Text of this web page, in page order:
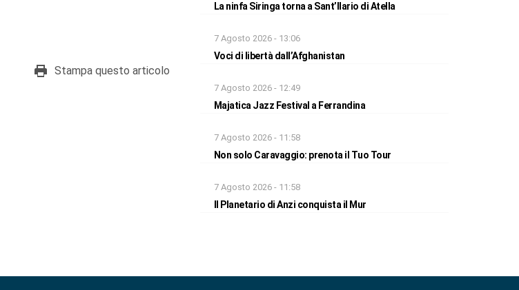
Stampa questo articolo
La ninfa Siringa torna a Sant’Ilario di Atella
7 Agosto 2026 - 13:06
Voci di libertà dall’Afghanistan
7 Agosto 2026 - 12:49
Majatica Jazz Festival a Ferrandina
7 Agosto 2026 - 11:58
Non solo Caravaggio: prenota il Tuo Tour
7 Agosto 2026 - 11:58
Il Planetario di Anzi conquista il Mur